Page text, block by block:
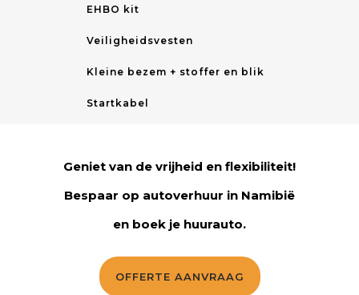
EHBO kit
Veiligheidsvesten
Kleine bezem + stoffer en blik
Startkabel
Geniet van de vrijheid en flexibiliteit!
Bespaar op autoverhuur in Namibië
en boek je huurauto.
OFFERTE AANVRAAG